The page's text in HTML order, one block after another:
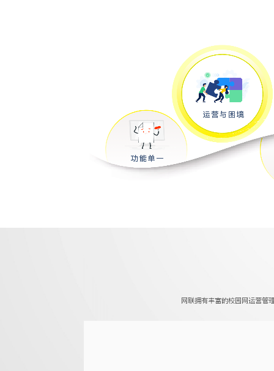
网联拥有丰富的校园网运营管